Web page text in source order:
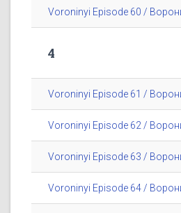
Voroninyi Episode 60 /
4
Voroninyi Episode 61 /
Voroninyi Episode 62 /
Voroninyi Episode 63 /
Voroninyi Episode 64 /